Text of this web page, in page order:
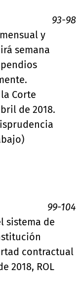
93-98
y
semana
Corte
de 2018.
99-104
sistema de
contractual
2018, ROL